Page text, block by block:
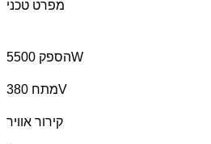
מפרט טכני
הספק 5500W
מתח 380V
קירור אוויר